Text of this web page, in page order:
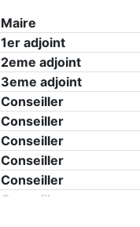
Maire
1er adjoint
2eme adjoint
3eme adjoint
Conseiller
Conseiller
Conseiller
Conseiller
Conseiller
Conseiller